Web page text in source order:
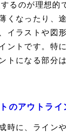
るのが理想的
くなったり、
イラストや図
ントです。特
トになる部分
のアウトライ
時に、ライン